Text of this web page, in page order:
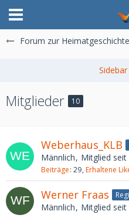
Forum zur
Mitglieder 10
Weberhaus_KLB
Männlich Mitglied seit
Beiträge 29 Erhaltene
Werner Fraas
Männlich Mitglied seit